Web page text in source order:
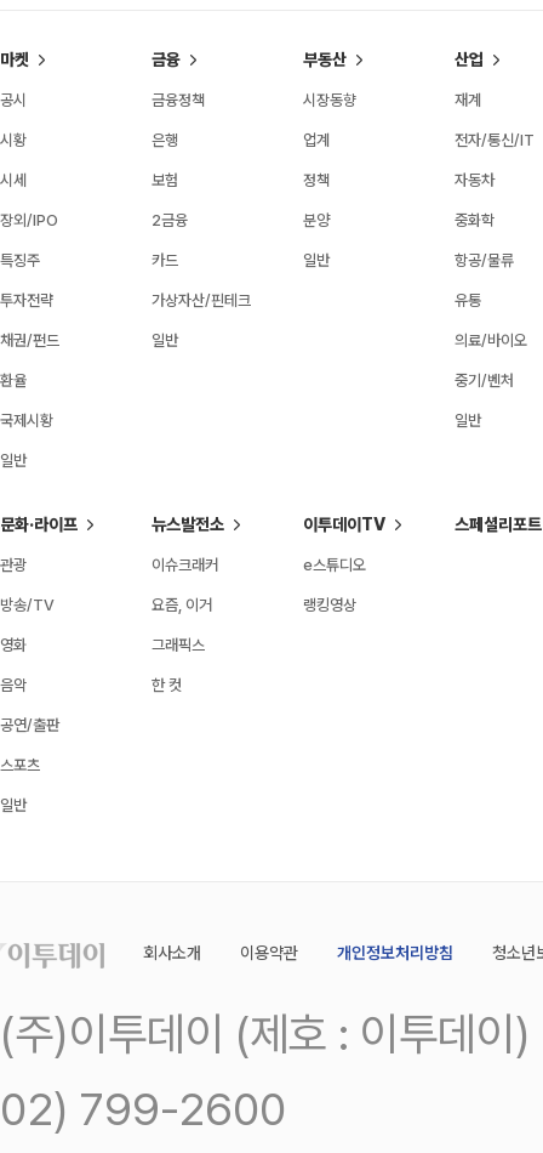
마켓
공시
시황
시세
장외/IPO
특징주
투자전략
채권/펀드
환율
국제시황
일반
금융
금융정책
은행
보험
2금융
카드
가상자산/핀테크
일반
부동산
시장동향
업계
정책
분양
일반
산업
재계
전자/통신/IT
자동차
중화학
항공/물류
유통
의료/바이오
중기/벤처
일반
문화·라이프
관광
방송/TV
영화
음악
공연/출판
스포츠
일반
뉴스발전소
이슈크래커
요즘, 이거
그래픽스
한 컷
이투데이TV
e스튜디오
랭킹영상
스페셜리포트
회사소개 이용약관 개인정보처리방침 청소년
(주)이투데이 (제호 : 이투데
02) 799-2600